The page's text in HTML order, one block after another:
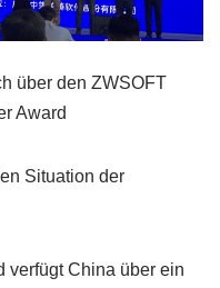
über den ZWSOFT
Award
Situation der
verfügt China über ein